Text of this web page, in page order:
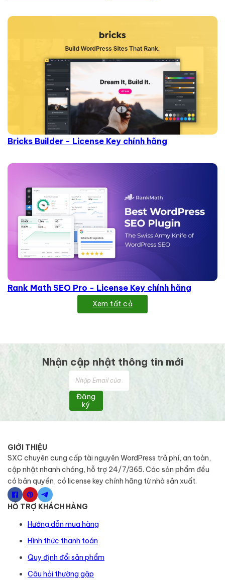
Bricks Builder - License Key chính hãng
Rank Math SEO Pro - License Key chính hãng
Xem tất cả
Nhận cập nhật thông tin mới
Đăng
ký
GIỚI THIỆU
SXC chuyên cung cấp tài nguyên WordPress trả phí, an toàn,
cập nhật nhanh chóng, hỗ trợ 24/7/365. Các sản phẩm đều
có bản quyền, có license key chính hãng từ nhà sản xuất.
HỖ TRỢ KHÁCH HÀNG
Hướng dẫn mua hàng
Hình thức thanh toán
Quy định đổi sản phẩm
Câu hỏi thường gặp